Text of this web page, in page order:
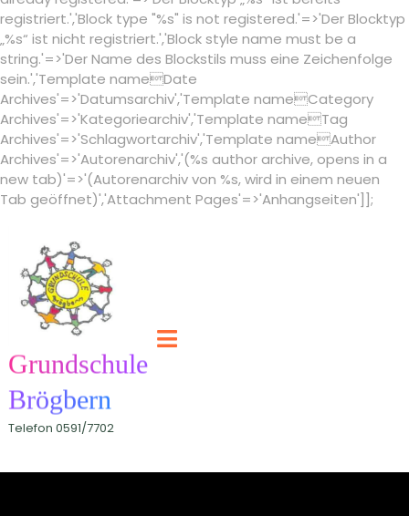
registriert.','Block type "%s" is not registered.'=>'Der Blocktyp
„%s“ ist nicht registriert.','Block style name must be a
string.'=>'Der Name des Blockstils muss eine Zeichenfolge
sein.','Template nameDate
Archives'=>'Datumsarchiv','Template nameCategory
Archives'=>'Kategoriearchiv','Template nameTag
Archives'=>'Schlagwortarchiv','Template nameAuthor
Archives'=>'Autorenarchiv','(%s author archive, opens in a
new tab)'=>'(Autorenarchiv von %s, wird in einem neuen
Tab geöffnet)','Attachment Pages'=>'Anhangseiten']];
content
Grundschule
Brögbern
Telefon 0591/7702